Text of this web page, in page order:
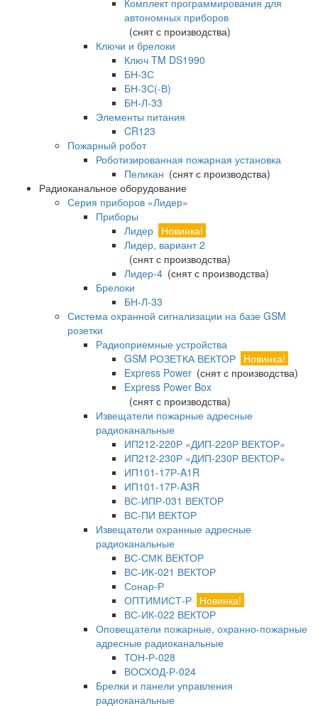
Комплект программирования для
автономных приборов
(снят с производства)
Ключи и брелоки
Ключ TM DS1990
БН-3С
БН-3С(-В)
БН-Л-33
Элементы питания
CR123
Пожарный робот
Роботизированная пожарная установка
Пеликан (снят с производства)
Радиоканальное оборудование
Серия приборов «Лидер»
Приборы
Лидер Новинка!
Лидер, вариант 2
(снят с производства)
Лидер-4 (снят с производства)
Брелоки
БН-Л-33
Система охранной сигнализации на базе GSM
розетки
Радиоприемные устройства
GSM РОЗЕТКА ВЕКТОР Новинка!
Express Power (снят с производства)
Express Power Box
(снят с производства)
Извещатели пожарные адресные
радиоканальные
ИП212-220Р «ДИП-220Р ВЕКТОР»
ИП212-230Р «ДИП-230Р ВЕКТОР»
ИП101-17Р-A1R
ИП101-17Р-A3R
ВС-ИПР-031 ВЕКТОР
ВС-ПИ ВЕКТОР
Извещатели охранные адресные
радиоканальные
ВС-СМК ВЕКТОР
ВС-ИК-021 ВЕКТОР
Сонар-Р
ОПТИМИСТ-Р Новинка!
ВС-ИК-022 ВЕКТОР
Оповещатели пожарные, охранно-пожарные
адресные радиоканальные
ТОН-Р-028
ВОСХОД-Р-024
Брелки и панели управления
радиоканальные